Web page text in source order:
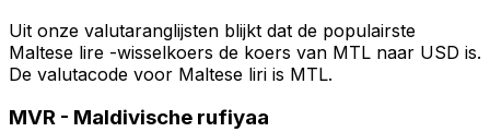
Uit onze valutaranglijsten blijkt dat de populairste
Maltese lire -wisselkoers de koers van MTL naar USD is.
De valutacode voor Maltese liri is MTL.
MVR - Maldivische rufiyaa